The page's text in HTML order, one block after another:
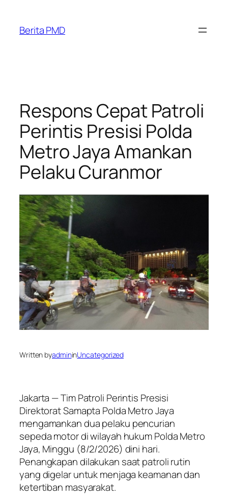
content
Berita PMD
Respons Cepat Patroli
Perintis Presisi Polda
Metro Jaya Amankan
Pelaku Curanmor
Written byadmininUncategorized
Jakarta — Tim Patroli Perintis Presisi
Direktorat Samapta Polda Metro Jaya
mengamankan dua pelaku pencurian
sepeda motor di wilayah hukum Polda Metro
Jaya, Minggu (8/2/2026) dini hari.
Penangkapan dilakukan saat patroli rutin
yang digelar untuk menjaga keamanan dan
ketertiban masyarakat.